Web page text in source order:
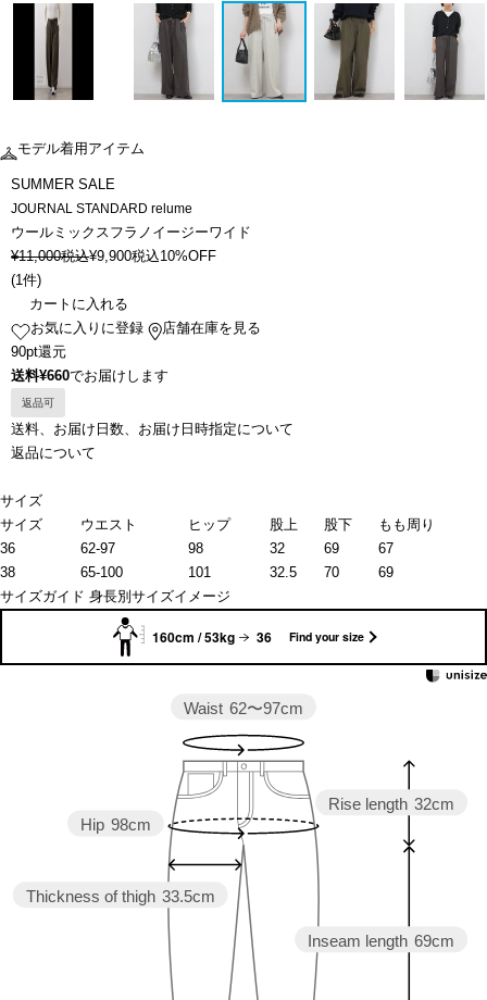
モデル着用アイテム
SUMMER SALE
JOURNAL STANDARD relume
ウールミックスフラノイージーワイド
¥11,000税込¥9,900税込10%OFF
(1件)
カートに入れる
お気に入りに登録
店舗在庫を見る
90pt還元
送料¥660でお届けします
返品可
送料、お届け日数、お届け日時指定について
返品について
サイズ
サイズ
ウエスト ヒップ 股上 股下
もも周り
36
62-97 98 32 69
67
38
65-100 101 32.5 70
69
サイズガイド 身長別サイズイメージ
160cm / 53kg 36 Find your size
Inseam length 69cm
Rise length 32cm
Thickness of thigh 33.5cm
Hip 98cm
Waist 62〜97cm